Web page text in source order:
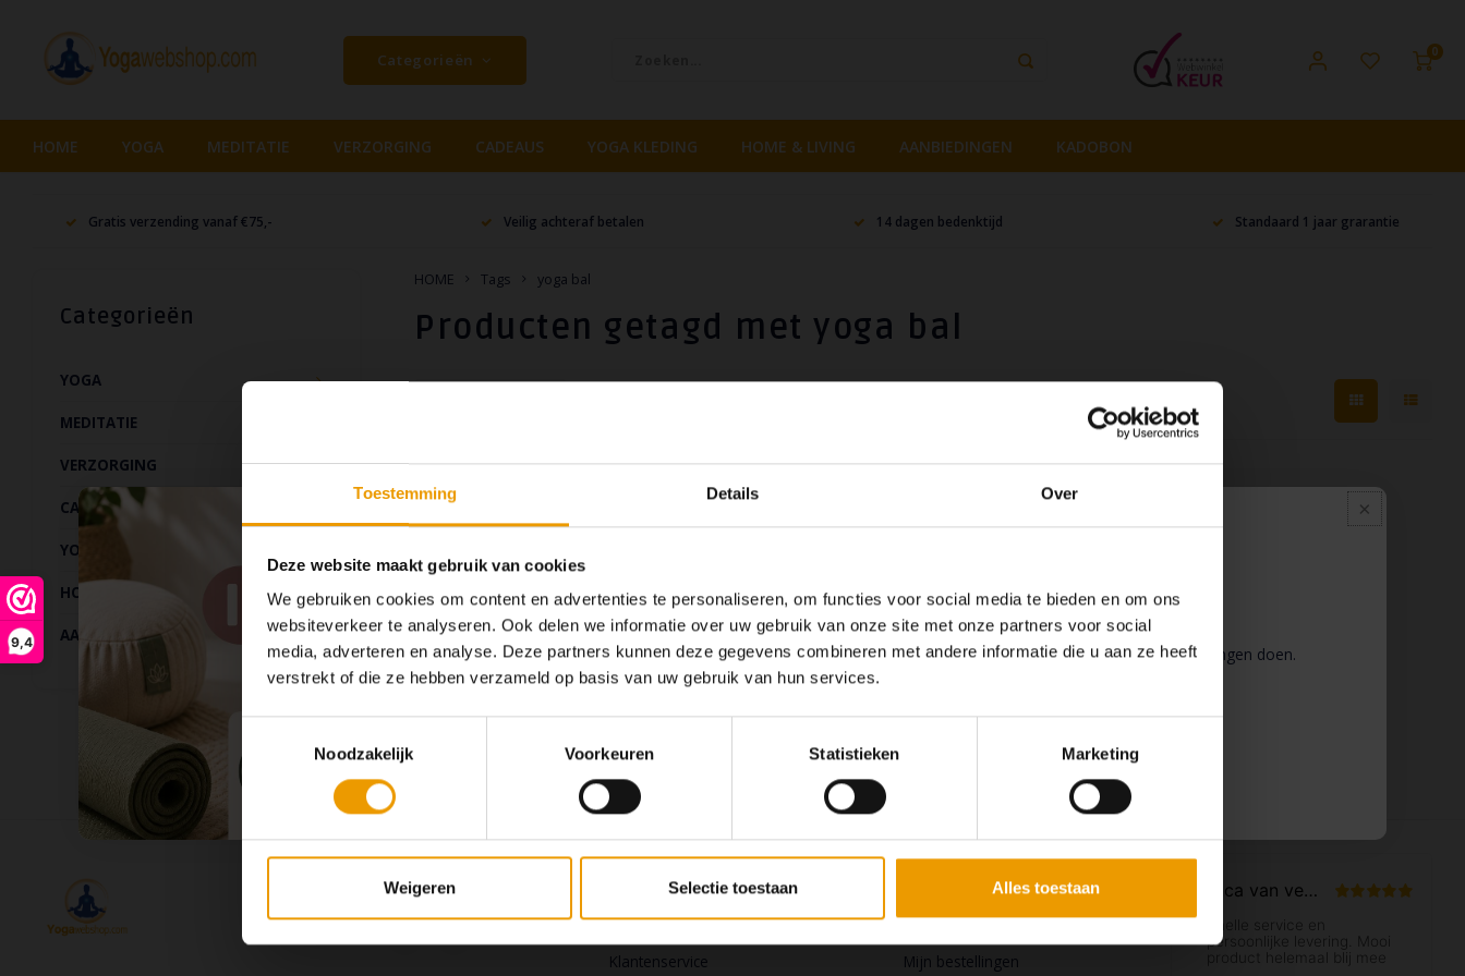
Pauze
Op dit moment houden wij pauze en kunt u geen bestellingen doen.
9,4
Toestemming Details Over
Deze website maakt gebruik van cookies
We gebruiken cookies om content en advertenties te personaliseren, om functies voor social media te bieden en om ons
websiteverkeer te analyseren. Ook delen we informatie over uw gebruik van onze site met onze partners voor social
media, adverteren en analyse. Deze partners kunnen deze gegevens combineren met andere informatie die u aan ze heeft
verstrekt of die ze hebben verzameld op basis van uw gebruik van hun services.
Noodzakelijk
Voorkeuren Statistieken Marketing
Weigeren Selectie toestaan Alles toestaan
Categorieën 0
HOME YOGA MEDITATIE VERZORGING CADEAUS YOGA KLEDING HOME & LIVING AANBIEDINGEN KADOBON
Gratis verzending vanaf €75,- Veilig achteraf betalen 14 dagen bedenktijd Standaard 1 jaar grarantie
Categorieën
YOGA
MEDITATIE
VERZORGING
CADEAUS
YOGA KLEDING
HOME & LIVING
AANBIEDINGEN
HOME Tags yoga bal
Producten getagd met yoga bal
Geen producten gevonden!...
Volg ons Klantenservice
Klantenservice
Mijn account
Mijn bestellingen